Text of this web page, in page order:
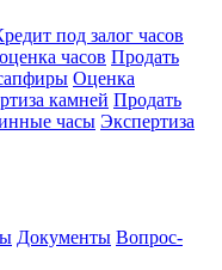
под залог часов
часов Продать
Оценка
камней Продать
часы Экспертиза
Документы Вопрос-